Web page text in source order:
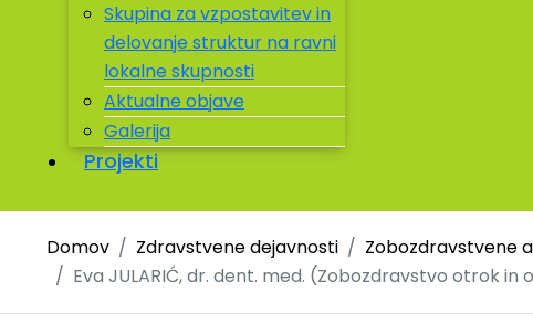
Skupina za vzpostavitev in
delovanje struktur na ravni
lokalne skupnosti
Aktualne objave
Galerija
Projekti
Domov Zdravstvene dejavnosti
Zobozdravstvene
Eva JULARIĆ, dr. dent. med. (Zobozdravstvo otrok in